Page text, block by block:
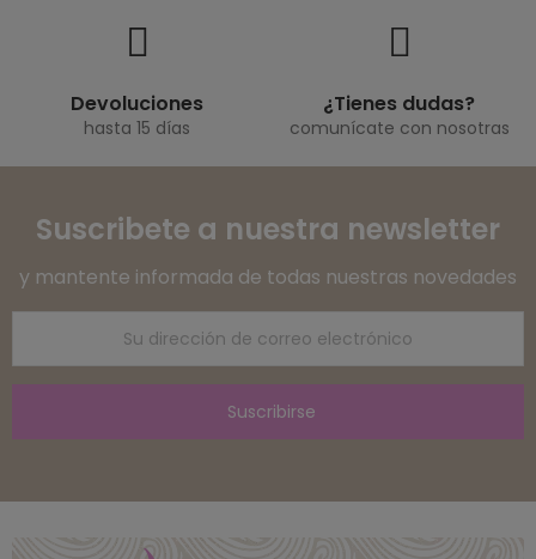
Devoluciones
hasta 15 días
¿Tienes dudas?
comunícate con nosotras
Suscribete a nuestra newsletter
y mantente informada de todas nuestras novedades
Suscribirse